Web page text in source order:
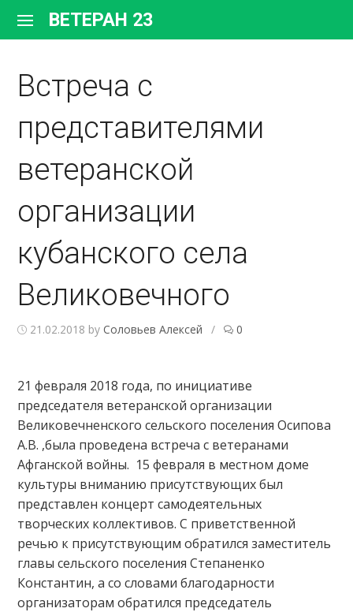
содержимому
ВЕТЕРАН 23
Встреча с
представителями
ветеранской
организации
кубанского села
Великовечного
21.02.2018 byСоловьев Алексей / 0
21 февраля 2018 года, по инициативе
председателя ветеранской организации
Великовечненского сельского поселения Осипова
А.В. ,была проведена встреча с ветеранами
Афганской войны. 15 февраля в местном доме
культуры вниманию присутствующих был
представлен концерт самодеятельных
творческих коллективов. С приветственной
речью к присутствующим обратился заместитель
главы сельского поселения Степаненко
Константин, а со словами благодарности
организаторам обратился председатель